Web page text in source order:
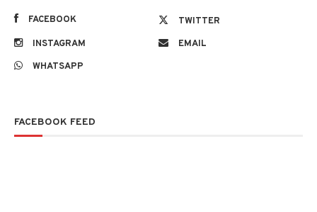
FACEBOOK
TWITTER
INSTAGRAM
EMAIL
WHATSAPP
FACEBOOK FEED